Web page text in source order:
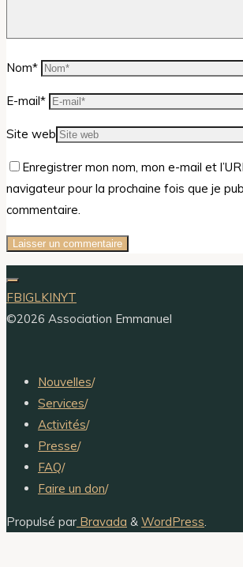
Nom*
E-mail*
Site web
Enregistrer mon nom, mon e-mail et
navigateur pour la prochaine fois que je
commentaire.
FBIGLKINYT
©2026 Association Emmanuel
Nouvelles/
Services/
Activités/
Presse/
FAQ/
Faire un don/
Propulsé par Bravada & WordPress.